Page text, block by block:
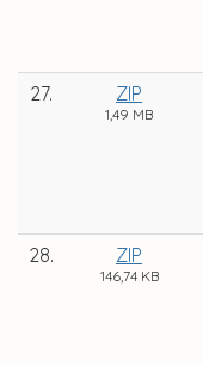
27. ZIP
1,49 MB
28. ZIP
146,74 KB